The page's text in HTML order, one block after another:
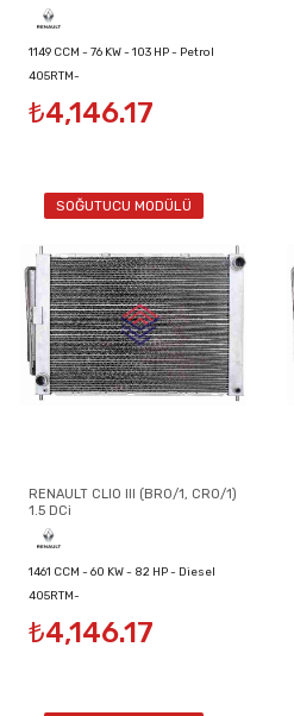
1149 CCM - 76 KW - 103 HP - Petrol
405RTM-
8200134606/8200149953/8200289181
₺4,146.17
SOĞUTUCU MODÜLÜ
RENAULT CLIO III (BR0/1, CR0/1)
1.5 DCi
1461 CCM - 60 KW - 82 HP - Diesel
405RTM-
8200134606/8200149953/8200289181
₺4,146.17